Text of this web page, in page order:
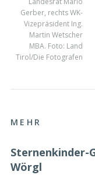
Gerber, rechts WK-
Vizepräsident Ing.
Martin Wetscher
MBA. Foto: Land
Tirol/Die Fotografen
MEHR
Sternenkinder-
Wörgl